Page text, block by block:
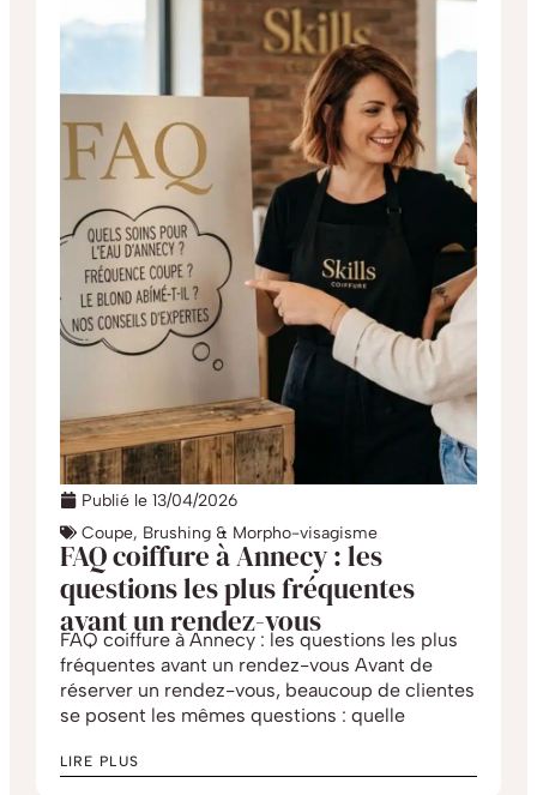
Publié le 13/04/2026
Coupe, Brushing & Morpho-visagisme
FAQ coiffure à Annecy : les
questions les plus fréquentes
avant un rendez-vous
FAQ coiffure à Annecy : les questions les plus
fréquentes avant un rendez-vous Avant de
réserver un rendez-vous, beaucoup de clientes
se posent les mêmes questions : quelle
LIRE PLUS